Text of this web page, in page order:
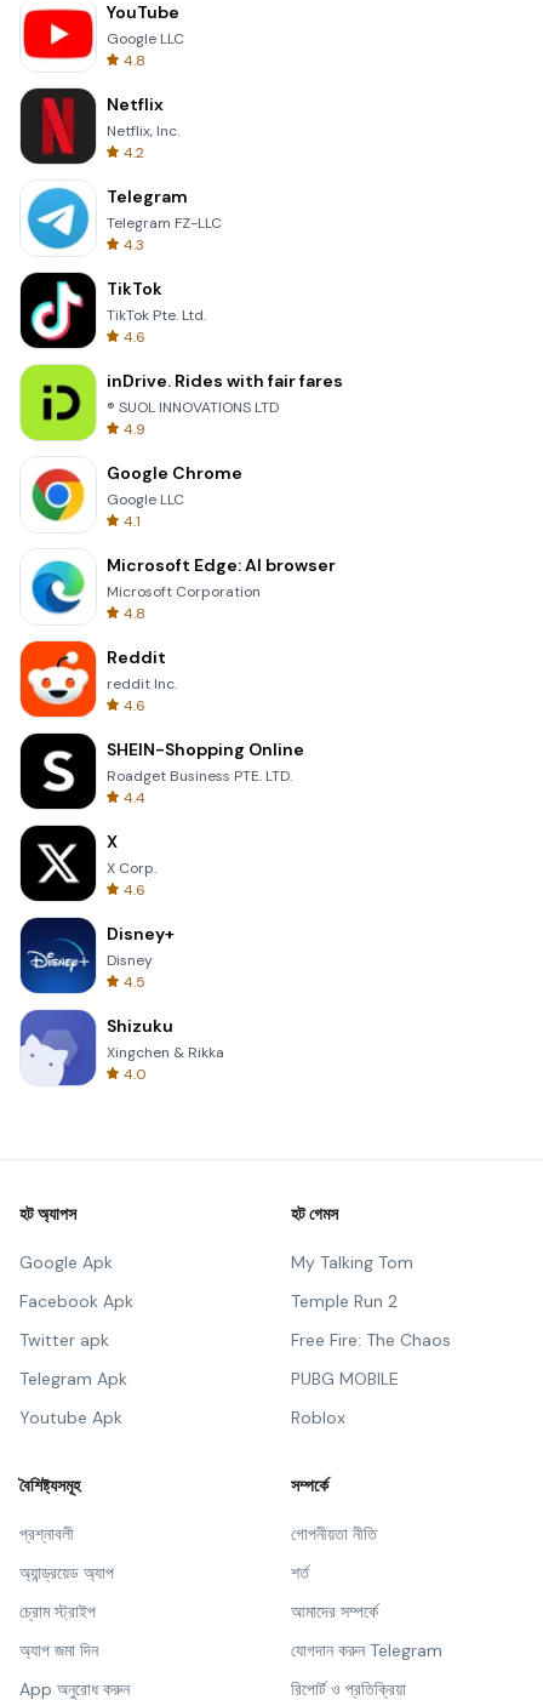
YouTube
Google LLC
4.8
Netflix
Netflix, Inc.
4.2
Telegram
Telegram FZ-LLC
4.3
TikTok
TikTok Pte. Ltd.
4.6
inDrive. Rides with fair fares
® SUOL INNOVATIONS LTD
4.9
Google Chrome
Google LLC
4.1
Microsoft Edge: AI browser
Microsoft Corporation
4.8
Reddit
reddit Inc.
4.6
SHEIN-Shopping Online
Roadget Business PTE. LTD.
4.4
X
X Corp.
4.6
Disney+
Disney
4.5
Shizuku
Xingchen & Rikka
4.0
হট অ্যাপস
Google Apk
Facebook Apk
Twitter apk
Telegram Apk
Youtube Apk
হট গেমস
My Talking Tom
Temple Run 2
Free Fire: The Chaos
PUBG MOBILE
Roblox
বৈশিষ্ট্যসমূহ
প্রশ্নাবলী
অ্যান্ড্রয়েড অ্যাপ
চ্রোম স্ট্রাইপ
অ্যাপ জমা দিন
App অনুরোধ করুন
সম্পর্কে
গোপনীয়তা নীতি
শর্ত
আমাদের সম্পর্কে
যোগদান করুন Telegram
রিপোর্ট ও প্রতিক্রিয়া